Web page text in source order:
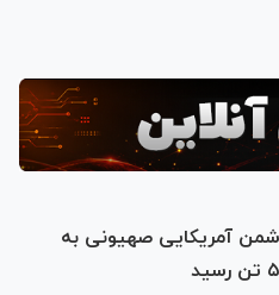
آمریکایی صهیونی به